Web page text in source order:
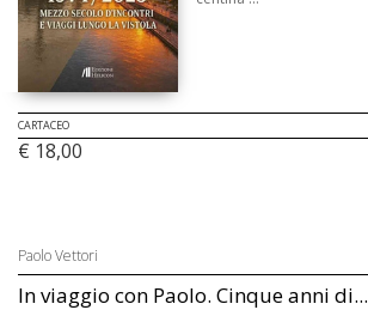
CARTACEO
€ 18,00
Paolo Vettori
In viaggio con Paolo. Cinque anni di...